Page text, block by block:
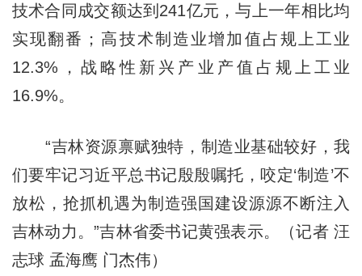
技术合同成交额达到241亿元，与上一年相比均
实现翻番；高技术制造业增加值占规上工业
12.3%，战略性新兴产业产值占规上工业
16.9%。
“吉林资源禀赋独特，制造业基础较好，我
们要牢记习近平总书记殷殷嘱托，咬定‘制造’不
放松，抢抓机遇为制造强国建设源源不断注入
吉林动力。”吉林省委书记黄强表示。（记者 汪
志球 孟海鹰 门杰伟）